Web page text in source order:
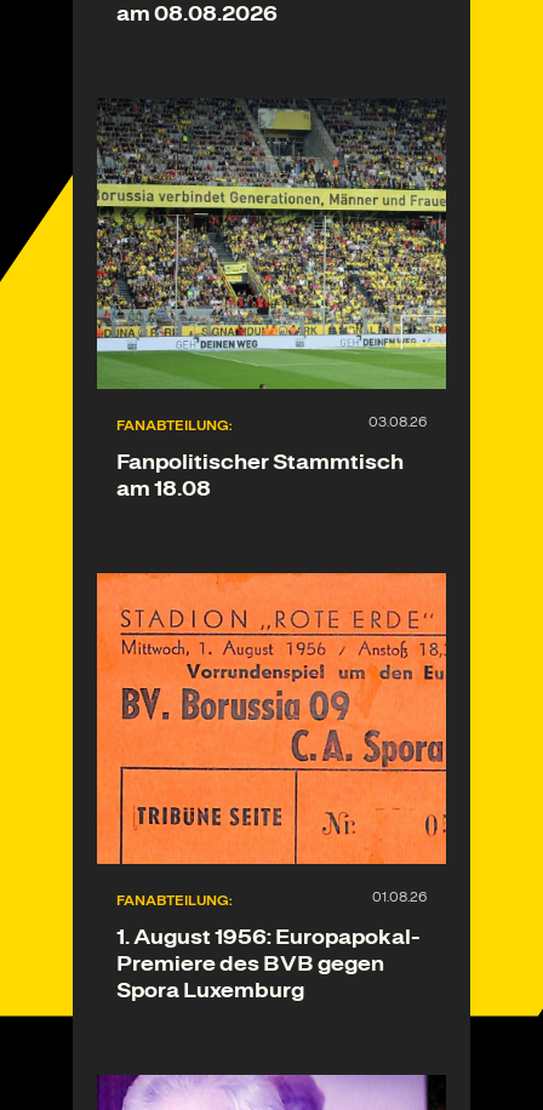
am 08.08.2026
FANABTEILUNG:
Fanpolitischer Stammtisch
am 18.08
FANABTEILUNG:
1. August 1956: Europapokal-
Premiere des BVB gegen
Spora Luxemburg